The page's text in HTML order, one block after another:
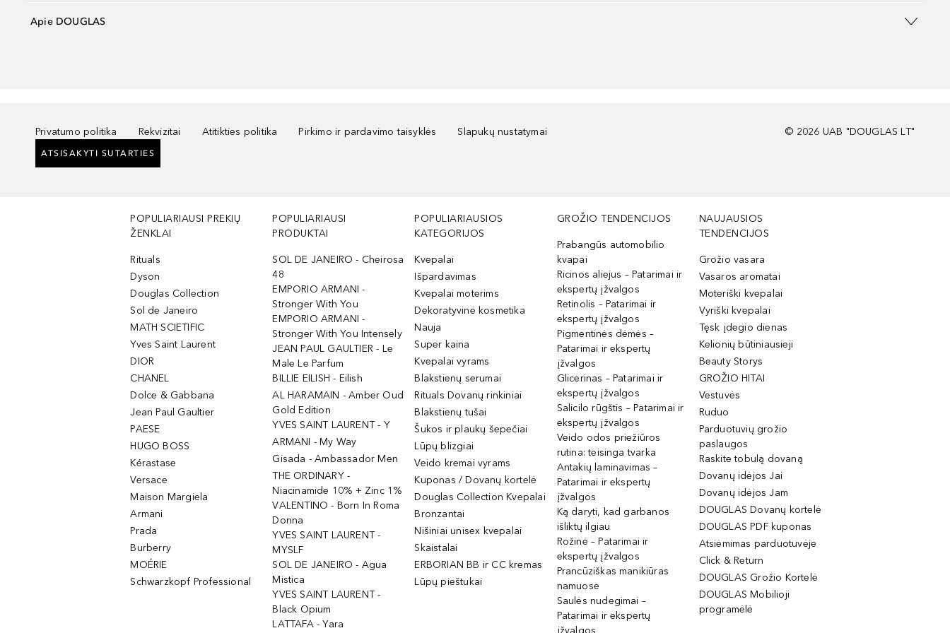
Apie DOUGLAS
Privatumo politika Rekvizitai Atitikties politika Pirkimo ir pardavimo taisyklės Slapukų nustatymai
ATSISAKYTI SUTARTIES
© 2026 UAB "DOUGLAS LT"
POPULIARIAUSI PREKIŲ
ŽENKLAI
Rituals
Dyson
Douglas Collection
Sol de Janeiro
MATH SCIETIFIC
Yves Saint Laurent
DIOR
CHANEL
Dolce & Gabbana
Jean Paul Gaultier
PAESE
HUGO BOSS
Kérastase
Versace
Maison Margiela
Armani
Prada
Burberry
MOÉRIE
Schwarzkopf Professional
POPULIARIAUSI
PRODUKTAI
SOL DE JANEIRO - Cheirosa
48
EMPORIO ARMANI -
Stronger With You
EMPORIO ARMANI -
Stronger With You Intensely
JEAN PAUL GAULTIER - Le
Male Le Parfum
BILLIE EILISH - Eilish
AL HARAMAIN - Amber Oud
Gold Edition
YVES SAINT LAURENT - Y
ARMANI - My Way
Gisada - Ambassador Men
THE ORDINARY -
Niacinamide 10% + Zinc 1%
VALENTINO - Born In Roma
Donna
YVES SAINT LAURENT -
MYSLF
SOL DE JANEIRO - Agua
Mistica
YVES SAINT LAURENT -
Black Opium
LATTAFA - Yara
POPULIARIAUSIOS
KATEGORIJOS
Kvepalai
Išpardavimas
Kvepalai moterims
Dekoratyvinė kosmetika
Nauja
Super kaina
Kvepalai vyrams
Blakstienų serumai
Rituals Dovanų rinkiniai
Blakstienų tušai
Šukos ir plaukų šepečiai
Lūpų blizgiai
Veido kremai vyrams
Kuponas / Dovanų kortelė
Douglas Collection Kvepalai
Bronzantai
Nišiniai unisex kvepalai
Skaistalai
ERBORIAN BB ir CC kremas
Lūpų pieštukai
GROŽIO TENDENCIJOS
Prabangūs automobilio
kvapai
Ricinos aliejus – Patarimai ir
ekspertų įžvalgos
Retinolis – Patarimai ir
ekspertų įžvalgos
Pigmentinės dėmės –
Patarimai ir ekspertų
įžvalgos
Glicerinas – Patarimai ir
ekspertų įžvalgos
Salicilo rūgštis – Patarimai ir
ekspertų įžvalgos
Veido odos priežiūros
rutina: teisinga tvarka
Antakių laminavimas –
Patarimai ir ekspertų
įžvalgos
Ką daryti, kad garbanos
išliktų ilgiau
Rožinė – Patarimai ir
ekspertų įžvalgos
Prancūziškas manikiūras
namuose
Saulės nudegimai –
Patarimai ir ekspertų
įžvalgos
NAUJAUSIOS
TENDENCIJOS
Grožio vasara
Vasaros aromatai
Moteriški kvepalai
Vyriški kvepalai
Tęsk įdegio dienas
Kelionių būtiniausieji
Beauty Storys
GROŽIO HITAI
Vestuvės
Ruduo
Parduotuvių grožio
paslaugos
Raskite tobulą dovaną
Dovanų idėjos Jai
Dovanų idėjos Jam
DOUGLAS Dovanų kortelė
DOUGLAS PDF kuponas
Atsiėmimas parduotuvėje
Click & Return
DOUGLAS Grožio Kortelė
DOUGLAS Mobilioji
programėlė